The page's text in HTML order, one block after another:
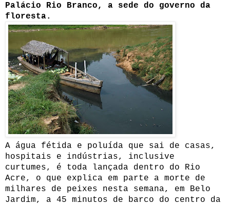
Palácio Rio Branco, a sede do governo da
floresta.
A água fétida e poluída que sai de casas,
hospitais e indústrias, inclusive
curtumes, é toda lançada dentro do Rio
Acre, o que explica em parte a morte de
milhares de peixes nesta semana, em Belo
Jardim, a 45 minutos de barco do centro da